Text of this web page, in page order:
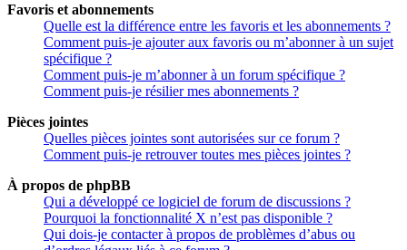
Favoris et abonnements
Quelle est la différence entre les favoris et les abonnements ?
Comment puis-je ajouter aux favoris ou m’abonner à un sujet
spécifique ?
Comment puis-je m’abonner à un forum spécifique ?
Comment puis-je résilier mes abonnements ?
Pièces jointes
Quelles pièces jointes sont autorisées sur ce forum ?
Comment puis-je retrouver toutes mes pièces jointes ?
À propos de phpBB
Qui a développé ce logiciel de forum de discussions ?
Pourquoi la fonctionnalité X n’est pas disponible ?
Qui dois-je contacter à propos de problèmes d’abus ou